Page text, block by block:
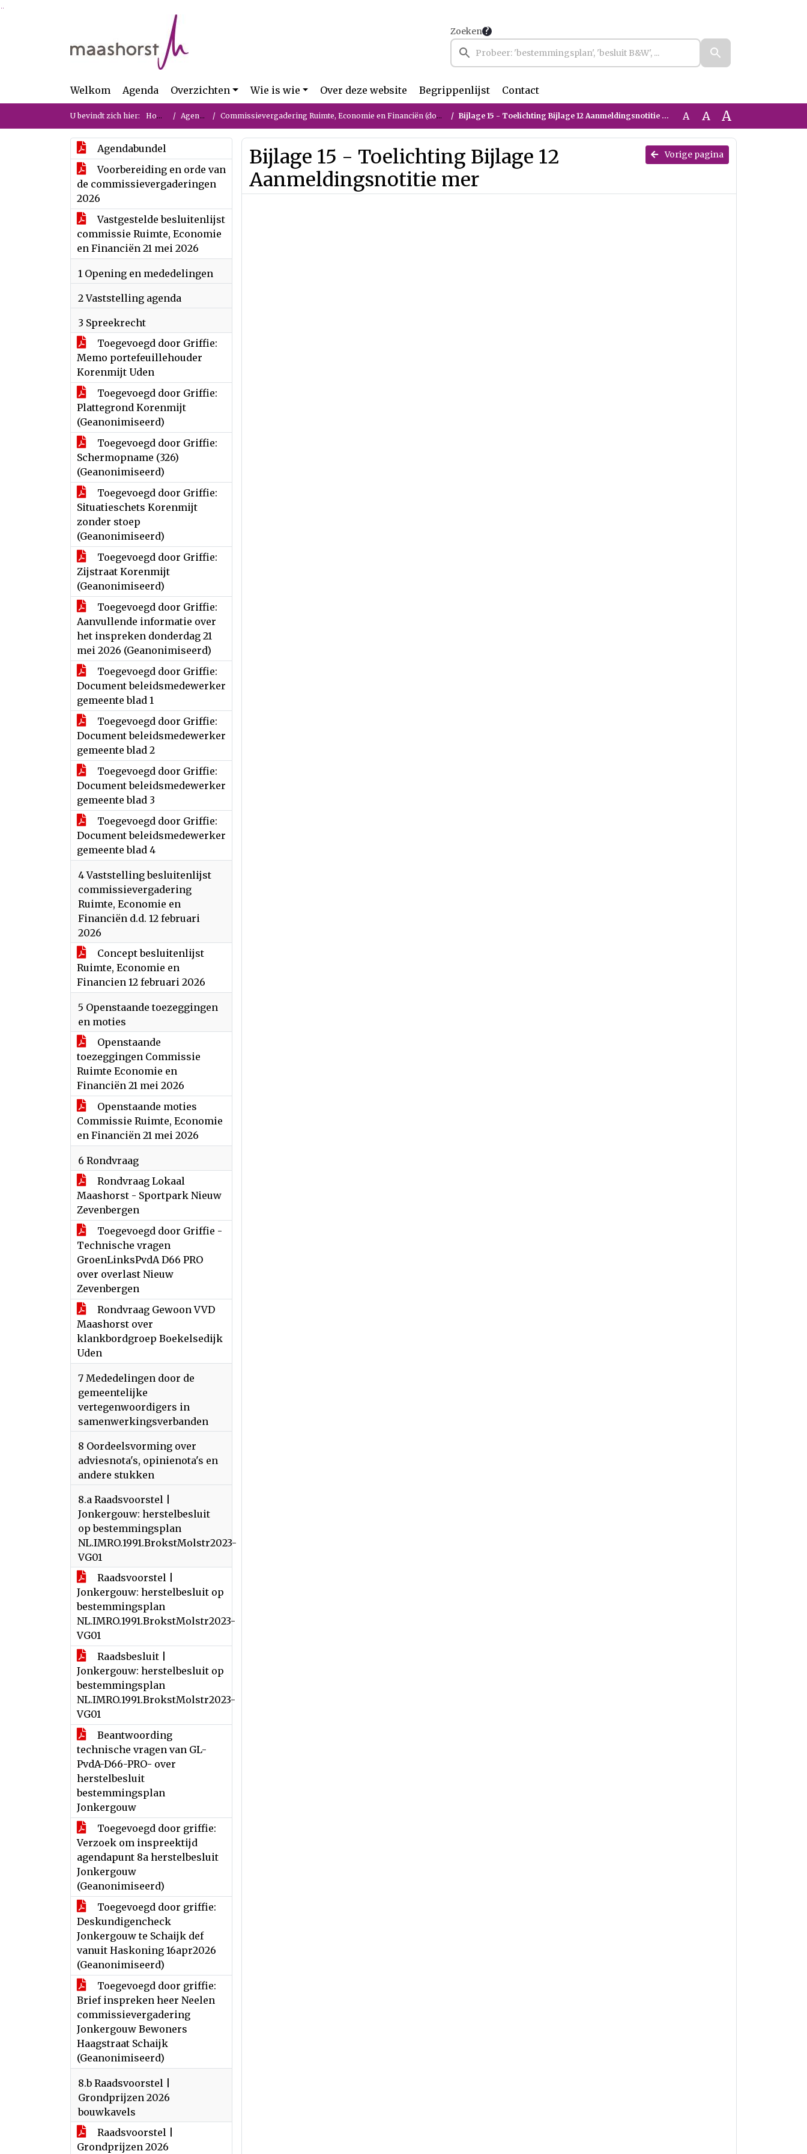
Zoeken
Welkom Agenda Overzichten Wie is wie Over deze website Begrippenlijst Contact
U bevindt zich hier: Home Agenda Commissievergadering Ruimte, Economie en Financiën (donderdag 21 mei 2026) Bijlage 15 - Toelichting Bijlage 12 Aanmeldingsnotitie mer A A A
Agendabundel
Voorbereiding en orde van
de commissievergaderingen
2026
Vastgestelde besluitenlijst
commissie Ruimte, Economie
en Financiën 21 mei 2026
1 Opening en mededelingen
2 Vaststelling agenda
3 Spreekrecht
Toegevoegd door Griffie:
Memo portefeuillehouder
Korenmijt Uden
Toegevoegd door Griffie:
Plattegrond Korenmijt
(Geanonimiseerd)
Toegevoegd door Griffie:
Schermopname (326)
(Geanonimiseerd)
Toegevoegd door Griffie:
Situatieschets Korenmijt
zonder stoep
(Geanonimiseerd)
Toegevoegd door Griffie:
Zijstraat Korenmijt
(Geanonimiseerd)
Toegevoegd door Griffie:
Aanvullende informatie over
het inspreken donderdag 21
mei 2026 (Geanonimiseerd)
Toegevoegd door Griffie:
Document beleidsmedewerker
gemeente blad 1
Toegevoegd door Griffie:
Document beleidsmedewerker
gemeente blad 2
Toegevoegd door Griffie:
Document beleidsmedewerker
gemeente blad 3
Toegevoegd door Griffie:
Document beleidsmedewerker
gemeente blad 4
4 Vaststelling besluitenlijst
commissievergadering
Ruimte, Economie en
Financiën d.d. 12 februari
2026
Concept besluitenlijst
Ruimte, Economie en
Financien 12 februari 2026
5 Openstaande toezeggingen
en moties
Openstaande
toezeggingen Commissie
Ruimte Economie en
Financiën 21 mei 2026
Openstaande moties
Commissie Ruimte, Economie
en Financiën 21 mei 2026
6 Rondvraag
Rondvraag Lokaal
Maashorst - Sportpark Nieuw
Zevenbergen
Toegevoegd door Griffie -
Technische vragen
GroenLinksPvdA D66 PRO
over overlast Nieuw
Zevenbergen
Rondvraag Gewoon VVD
Maashorst over
klankbordgroep Boekelsedijk
Uden
7 Mededelingen door de
gemeentelijke
vertegenwoordigers in
samenwerkingsverbanden
8 Oordeelsvorming over
adviesnota's, opinienota's en
andere stukken
8.a Raadsvoorstel |
Jonkergouw: herstelbesluit
op bestemmingsplan
NL.IMRO.1991.BrokstMolstr2023-
VG01
Raadsvoorstel |
Jonkergouw: herstelbesluit op
bestemmingsplan
NL.IMRO.1991.BrokstMolstr2023-
VG01
Raadsbesluit |
Jonkergouw: herstelbesluit op
bestemmingsplan
NL.IMRO.1991.BrokstMolstr2023-
VG01
Beantwoording
technische vragen van GL-
PvdA-D66-PRO- over
herstelbesluit
bestemmingsplan
Jonkergouw
Toegevoegd door griffie:
Verzoek om inspreektijd
agendapunt 8a herstelbesluit
Jonkergouw
(Geanonimiseerd)
Toegevoegd door griffie:
Deskundigencheck
Jonkergouw te Schaijk def
vanuit Haskoning 16apr2026
(Geanonimiseerd)
Toegevoegd door griffie:
Brief inspreken heer Neelen
commissievergadering
Jonkergouw Bewoners
Haagstraat Schaijk
(Geanonimiseerd)
8.b Raadsvoorstel |
Grondprijzen 2026
bouwkavels
Raadsvoorstel |
Grondprijzen 2026
Vorige pagina
Bijlage 15 - Toelichting Bijlage 12
Aanmeldingsnotitie mer